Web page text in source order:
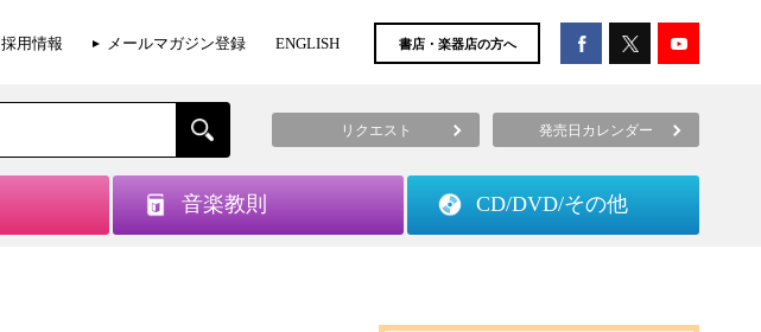
採用情報 メールマガジン登録 ENGLISH 書店・楽器店の方へ
リクエスト 発売日カレンダー
音楽教則 CD/DVD/その他